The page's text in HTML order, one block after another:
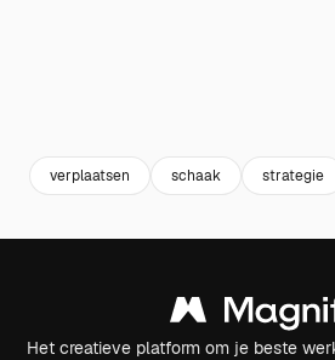
verplaatsen schaak strategie
Het creatieve platform om je beste